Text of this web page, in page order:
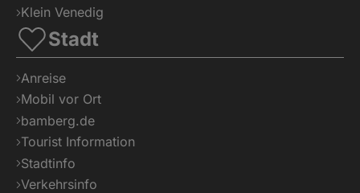
Klein Venedig
Stadt
Anreise
Mobil vor Ort
bamberg.de
Tourist Information
Stadtinfo
Verkehrsinfo